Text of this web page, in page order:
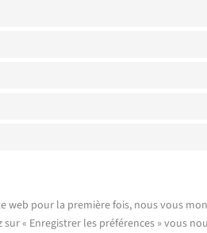
web pour la première fois, nous vous
« Enregistrer les préférences » vous